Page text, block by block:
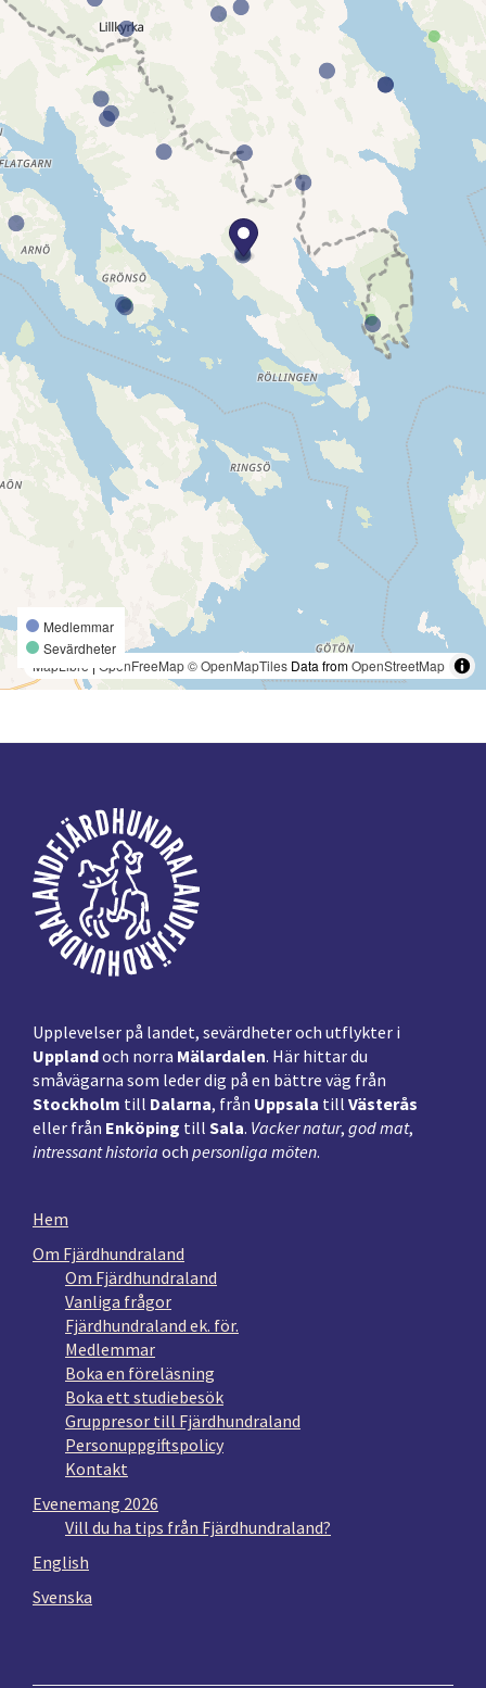
Medlemmar
Sevärdheter
MapLibre | OpenFreeMap© OpenMapTiles Data fromOpenStreetMap
Footer
Upplevelser på landet, sevärdheter och utflykter i
Upplandoch norra Mälardalen. Här hittar du
småvägarna som leder dig på en bättre väg från
Stockholm till Dalarna, från Uppsala till Västerås
eller från Enköping till Sala. Vacker natur, god mat,
intressant historia och personliga möten.
Hem
Om Fjärdhundraland
Om Fjärdhundraland
Vanliga frågor
Fjärdhundraland ek. för.
Medlemmar
Boka en föreläsning
Boka ett studiebesök
Gruppresor till Fjärdhundraland
Personuppgiftspolicy
Kontakt
Evenemang 2026
Vill du ha tips från Fjärdhundraland?
English
Svenska